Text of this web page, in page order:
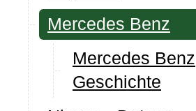
Mercedes Benz
Mercedes Benz
Geschichte